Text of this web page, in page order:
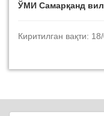
ЎМИ Самарқанд
Киритилган вақти: